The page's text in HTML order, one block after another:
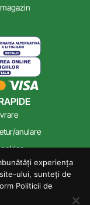
anulare
experiența
ului, sunteți de
Politicii de